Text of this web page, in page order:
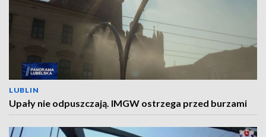
LUBLIN
Upały nie odpuszczają. IMGW ostrzega przed burzami